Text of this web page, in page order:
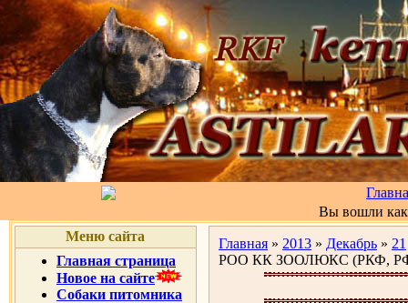
Вы вошли
Меню сайта
Главная страница
Новое на сайте
Собаки питомника
Главная » 2013 » Декабрь » 21
РОО КК ЗООЛЮКС (РКФ,